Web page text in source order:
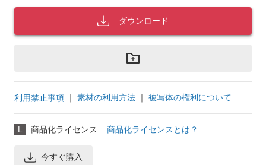
ダウンロード
利用禁止事項 ｜ 素材の利用方法 ｜ 被写体の権利について
L 商品化ライセンス 商品化ライセンスとは？
今すぐ購入